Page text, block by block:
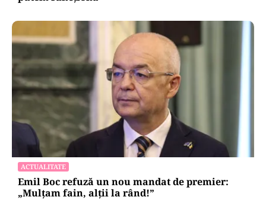
ACTUALITATE
Emil Boc refuză un nou mandat de premier:
„Mulțam fain, alții la rând!”